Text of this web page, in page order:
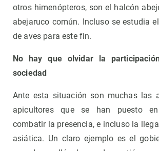
otros himenópteros, son el halcón
abejaruco común. Incluso se estudia
de aves para este fin.
No hay que olvidar la
sociedad
Ante esta situación son muchas las
apicultores que se han puesto
combatir la presencia, e incluso la
asiática. Un claro ejemplo es el